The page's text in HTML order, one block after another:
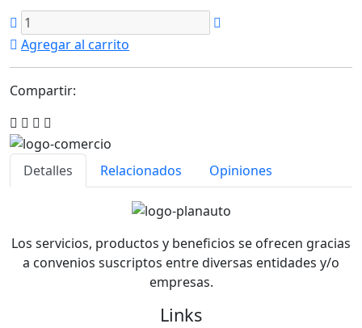
Agregar al carrito
Compartir:
Detalles Relacionados Opiniones
Los servicios, productos y beneficios se ofrecen gracias
a convenios suscriptos entre diversas entidades y/o
empresas.
Links